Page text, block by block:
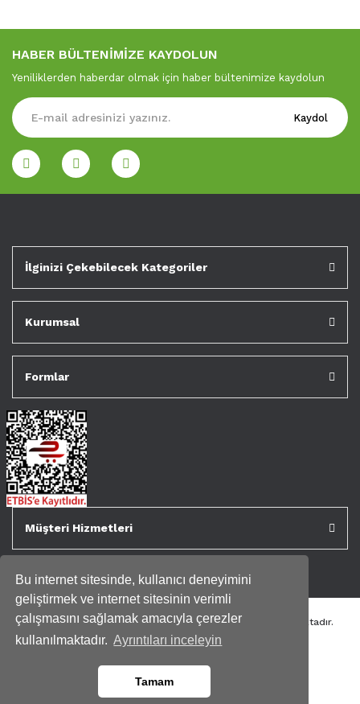
Bu internet sitesinde, kullanıcı deneyimini
geliştirmek ve internet sitesinin verimli
çalışmasını sağlamak amacıyla çerezler
kullanılmaktadır. Ayrıntıları inceleyin
Tamam
HABER BÜLTENİMİZE KAYDOLUN
Yeniliklerden haberdar olmak için haber bültenimize kaydolun
Kaydol
İlginizi Çekebilecek Kategoriler
Kurumsal
Formlar
Müşteri Hizmetleri
Tüm kredi kartı bilgileriniz 256bit SSL Sertifikası ile korunmaktadır.
Genispencere.com Tüm Hakları Saklıdır.